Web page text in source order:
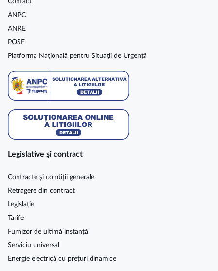
Contact
ANPC
ANRE
POSF
Platforma Națională pentru Situații de Urgență
Legislative şi contract
Contracte şi condiţii generale
Retragere din contract
Legislație
Tarife
Furnizor de ultimă instanță
Serviciu universal
Energie electrică cu prețuri dinamice